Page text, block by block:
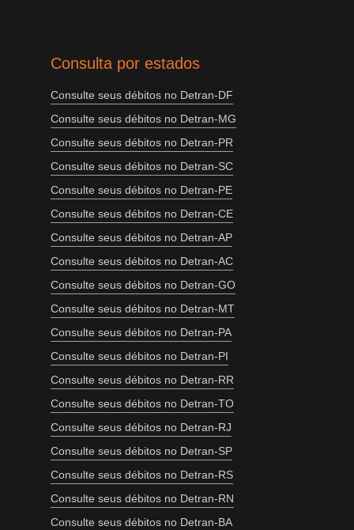
Consulta por estados
Consulte seus débitos no Detran-DF
Consulte seus débitos no Detran-MG
Consulte seus débitos no Detran-PR
Consulte seus débitos no Detran-SC
Consulte seus débitos no Detran-PE
Consulte seus débitos no Detran-CE
Consulte seus débitos no Detran-AP
Consulte seus débitos no Detran-AC
Consulte seus débitos no Detran-GO
Consulte seus débitos no Detran-MT
Consulte seus débitos no Detran-PA
Consulte seus débitos no Detran-PI
Consulte seus débitos no Detran-RR
Consulte seus débitos no Detran-TO
Consulte seus débitos no Detran-RJ
Consulte seus débitos no Detran-SP
Consulte seus débitos no Detran-RS
Consulte seus débitos no Detran-RN
Consulte seus débitos no Detran-BA